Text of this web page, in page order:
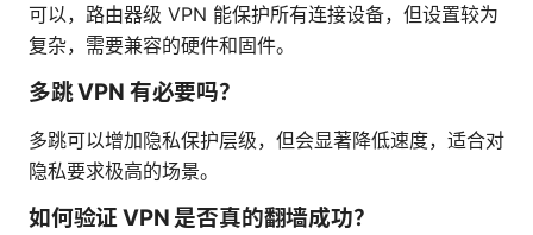
可以，路由器级 VPN 能保护所有连接设备，但设置较为
复杂，需要兼容的硬件和固件。
多跳 VPN 有必要吗？
多跳可以增加隐私保护层级，但会显著降低速度，适合对
隐私要求极高的场景。
如何验证 VPN 是否真的翻墙成功？